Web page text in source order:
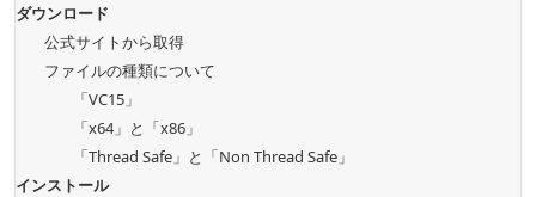
ダウンロード
公式サイトから取得
ファイルの種類について
「VC15」
「x64」と「x86」
「Thread Safe」と「Non Thread Safe」
インストール